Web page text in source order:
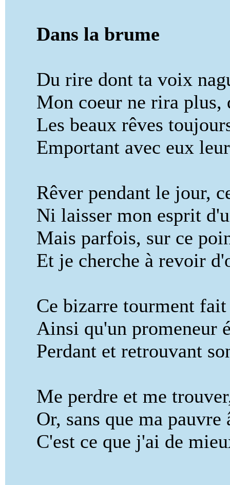
Dans la brume
Du rire dont ta voix
Mon coeur ne rira plus,
Les beaux rêves
Emportant avec eux
Rêver pendant le jour, ce
Ni laisser mon esprit
Mais parfois, sur ce
Et je cherche à revoir
Ce bizarre tourment fait
Ainsi qu'un promeneur
Perdant et retrouvant
Me perdre et me
Or, sans que ma pauvre
C'est ce que j'ai de